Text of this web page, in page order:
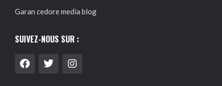
Garan cedore media blog
SUIVEZ-NOUS SUR :